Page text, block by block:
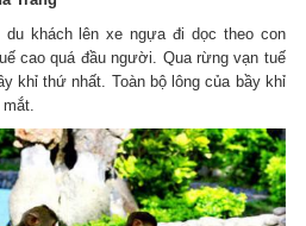
khách lên xe ngựa đi dọc theo con
cao quá đầu người. Qua rừng vạn tuế
khỉ thứ nhất. Toàn bộ lông của bầy khỉ